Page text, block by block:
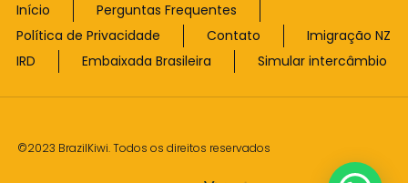
Início
Perguntas Frequentes
Política de Privacidade
Contato
Imigração NZ
IRD
Embaixada Brasileira Simular intercâmbio
©2023 BrazilKiwi. Todos os direitos reservados